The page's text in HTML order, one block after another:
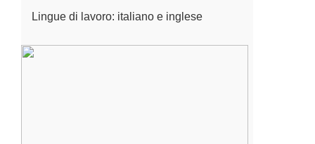
Lingue di lavoro: italiano e inglese